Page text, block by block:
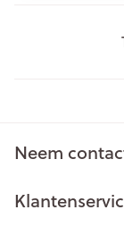
Neem